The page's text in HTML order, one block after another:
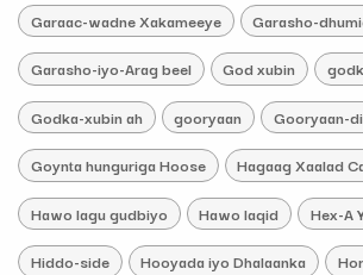
Garaac-wadne Xakameeye Garasho-
Garasho-iyo-Arag beel God xubin
Godka-xubin ah gooryaan Gooryaan-
Goynta hunguriga Hoose Hagaag Xaalad
Hawo lagu gudbiyo Hawo laqid Hex-A
Hiddo-side Hooyada iyo Dhalaanka